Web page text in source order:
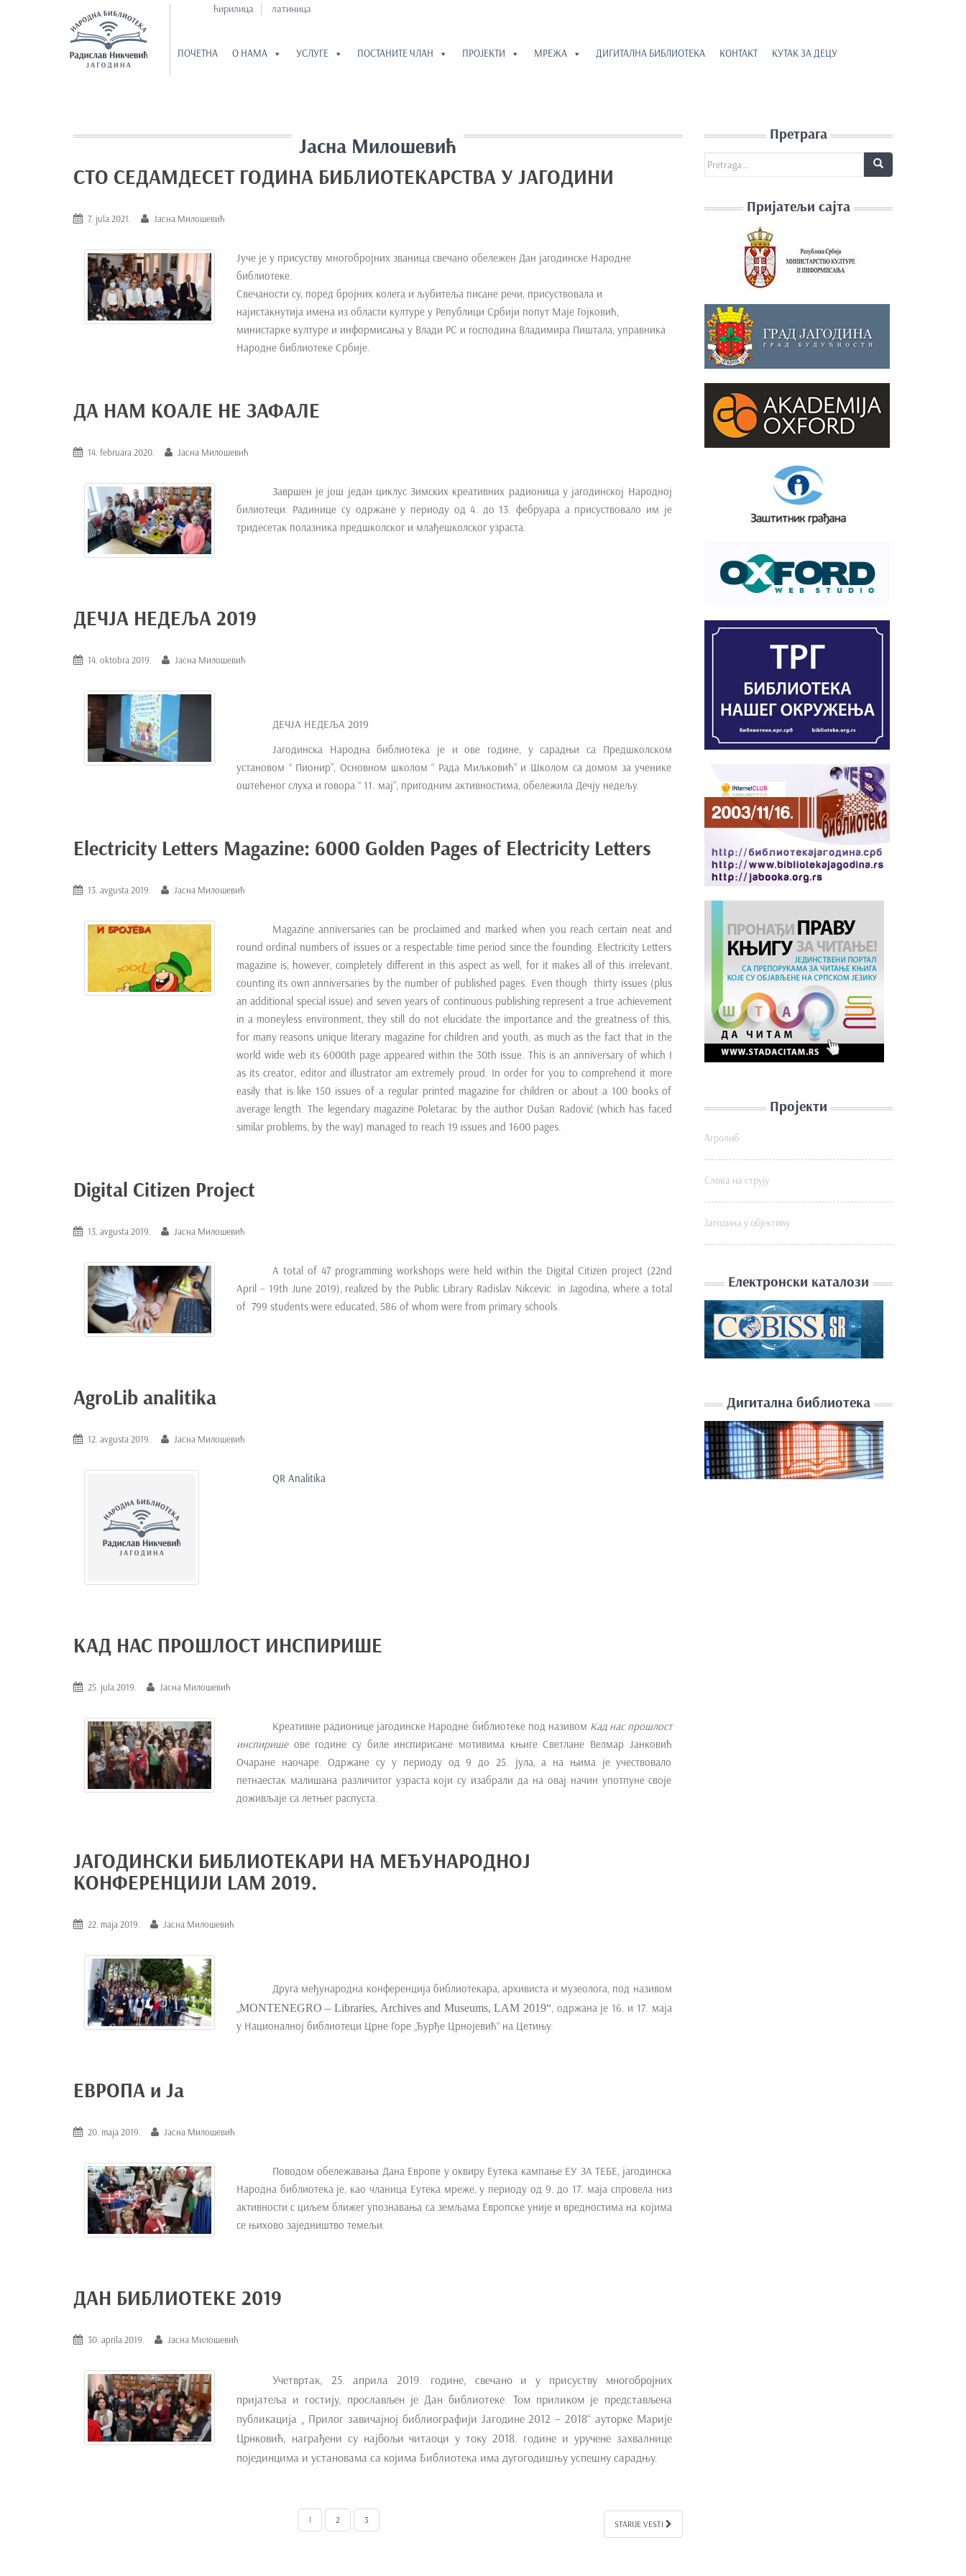
ћирилица латиница
ПОЧЕТНА О НАМА УСЛУГЕ ПОСТАНИТЕ ЧЛАН ПРОЈЕКТИ МРЕЖА ДИГИТАЛНА БИБЛИОТЕКА КОНТАКТ КУТАК ЗА ДЕЦУ
Јасна Милошевић
СТО СЕДАМДЕСЕТ ГОДИНА БИБЛИОТЕКАРСТВА У ЈАГОДИНИ
7. jula 2021. Јасна Милошевић
Јуче је у присуству многобројних званица свечано обележен Дан јагодинске Народне
библиотеке.
Свечаности су, поред бројних колега и љубитеља писане речи, присуствовала и
најистакнутија имена из области културе у Републици Србији попут Маје Гојковић,
министарке културе и информисања у Влади РС и господина Владимира Пиштала, управника
Народне библиотеке Србије.
ДА НАМ КОАЛЕ НЕ ЗАФАЛЕ
14. februara 2020. Јасна Милошевић
Завршен је још један циклус Зимских креативних радионица у јагодинској Народној
билиотеци. Радинице су одржане у периоду од 4. до 13. фебруара а присуствовало им је
тридесетак полазника предшколског и млађешколског узраста.
ДЕЧЈА НЕДЕЉА 2019
14. oktobra 2019. Јасна Милошевић
ДЕЧЈА НЕДЕЉА 2019
Јагодинска Народна библиотека је и ове године, у сарадњи са Предшколском
установом “ Пионир”, Основном школом “ Рада Миљковић” и Школом са домом за ученике
оштећеног слуха и говора “ 11. мај”, пригодним активностима, обележила Дечју недељу.
Electricity Letters Magazine: 6000 Golden Pages of Electricity Letters
13. avgusta 2019. Јасна Милошевић
Magazine anniversaries can be proclaimed and marked when you reach certain neat and
round ordinal numbers of issues or a respectable time period since the founding. Electricity Letters
magazine is, however, completely different in this aspect as well, for it makes all of this irrelevant,
counting its own anniversaries by the number of published pages. Even though thirty issues (plus
an additional special issue) and seven years of continuous publishing represent a true achievement
in a moneyless environment, they still do not elucidate the importance and the greatness of this,
for many reasons unique literary magazine for children and youth, as much as the fact that in the
world wide web its 6000th page appeared within the 30th issue. This is an anniversary of which I
as its creator, editor and illustrator am extremely proud. In order for you to comprehend it more
easily that is like 150 issues of a regular printed magazine for children or about a 100 books of
average length. The legendary magazine Poletarac by the author Dušan Radović (which has faced
similar problems, by the way) managed to reach 19 issues and 1600 pages.
Digital Citizen Project
13. avgusta 2019. Јасна Милошевић
A total of 47 programming workshops were held within the Digital Citizen project (22nd
April – 19th June 2019), realized by the Public Library Radislav Nikcevic in Jagodina, where a total
of 799 students were educated, 586 of whom were from primary schools.
AgroLib analitika
12. avgusta 2019. Јасна Милошевић
QR Analitika
КАД НАС ПРОШЛОСТ ИНСПИРИШЕ
25. jula 2019. Јасна Милошевић
Креативне радионице јагодинске Народне библиотеке под називом Кад нас прошлост
инспиришеове године су биле инспирисане мотивима књиге Светлане Велмар Јанковић
Очаране наочаре. Одржане су у периоду од 9 до 25. јула, а на њима је учествовало
петнаестак малишана различитог узраста који су изабрали да на овај начин употпуне своје
доживљаје са летњег распуста.
ЈАГОДИНСКИ БИБЛИОТЕКАРИ НА МЕЂУНАРОДНОЈ
КОНФЕРЕНЦИЈИ LAM 2019.
22. maja 2019. Јасна Милошевић
Друга међународна конференција библиотекара, архивиста и музеолога, под називом
„MONTENEGRO – Libraries, Archives and Museums, LAM 2019“, одржана је 16. и 17. маја
у Националној библиотеци Црне Горе „Ђурђе Црнојевић“ на Цетињу.
ЕВРОПА и Ја
20. maja 2019. Јасна Милошевић
Поводом обележавања Дана Европе у оквиру Еутека кампање ЕУ ЗА ТЕБЕ, јагодинска
Народна библиотека је, као чланица Еутека мреже, у периоду од 9. до 17. маја спровела низ
активности с циљем ближег упознавања са земљама Европске уније и вредностима на којима
се њихово заједништво темељи.
ДАН БИБЛИОТЕКЕ 2019
30. aprila 2019. Јасна Милошевић
Учетвртак, 25. априла 2019. године, свечано и у присуству многобројних
пријатеља и гостију, прослављен је Дан библиотеке. Том приликом је представљена
публикација „ Прилог завичајној библиографији Јагодине 2012 – 2018“ ауторке Марије
Црнковић, награђени су најбољи читаоци у току 2018. године и уручене захвалнице
појединцима и установама са којима Библиотека има дугогодишњу успешну сарадњу.
1 2 3 STARIJE VESTI
Претрага
Search for:
Пријатељи сајта
Пројекти
Агролиб
Слова на струју
Јагодина у објективу
Електронски каталози
Дигитална библиотека